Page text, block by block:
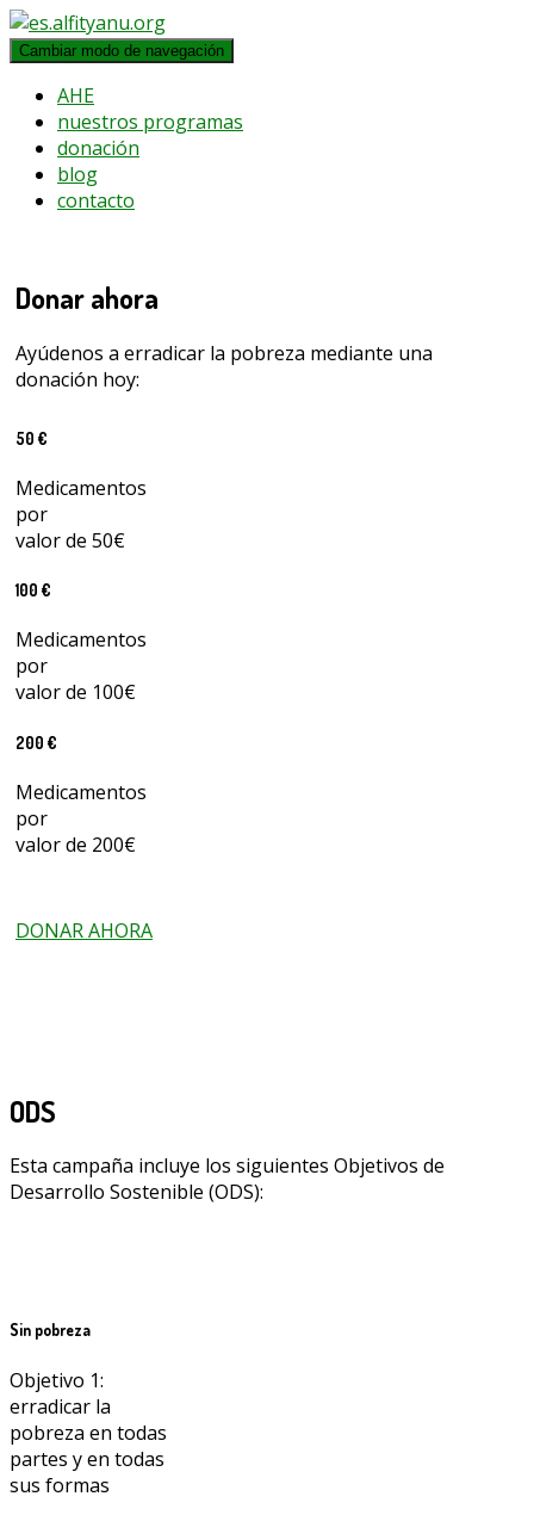
Cambiar modo de navegación
AHE
nuestros programas
donación
blog
contacto
Donar ahora
Ayúdenos a erradicar la pobreza mediante una
donación hoy:
50 €
Medicamentos
por
valor de 50€
100 €
Medicamentos
por
valor de 100€
200 €
Medicamentos
por
valor de 200€
DONAR AHORA
ODS
Esta campaña incluye los siguientes Objetivos de
Desarrollo Sostenible (ODS):
Sin pobreza
Objetivo 1:
erradicar la
pobreza en todas
partes y en todas
sus formas